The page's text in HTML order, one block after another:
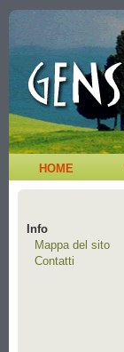
HOME
Info
Mappa del sito
Contatti